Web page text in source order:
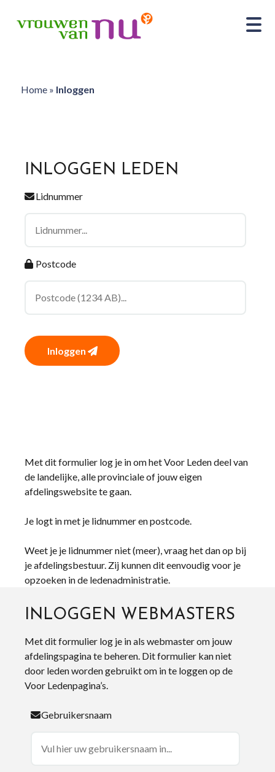
Home» Inloggen
INLOGGEN LEDEN
Lidnummer
Postcode
Inloggen
Met dit formulier log je in om het Voor Leden deel van
de landelijke, alle provinciale of jouw eigen
afdelingswebsite te gaan.
Je logt in met je lidnummer en postcode.
Weet je je lidnummer niet (meer), vraag het dan op bij
je afdelingsbestuur. Zij kunnen dit eenvoudig voor je
opzoeken in de ledenadministratie.
INLOGGEN WEBMASTERS
Met dit formulier log je in als webmaster om jouw
afdelingspagina te beheren. Dit formulier kan niet
door leden worden gebruikt om in te loggen op de
Voor Ledenpagina’s.
Gebruikersnaam